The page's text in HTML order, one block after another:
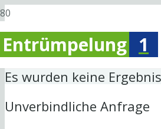
Entrümpelung 1
Es wurden keine
Unverbindliche Anfrage